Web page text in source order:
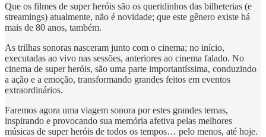
Que os filmes de super heróis são os queridinhos das bilheterias (e
streamings) atualmente, não é novidade; que este gênero existe há
mais de 80 anos, também.
As trilhas sonoras nasceram junto com o cinema; no início,
executadas ao vivo nas sessões, anteriores ao cinema falado. No
cinema de super heróis, são uma parte importantíssima, conduzindo
a ação e a emoção, transformando grandes feitos em eventos
extraordinários.
Faremos agora uma viagem sonora por estes grandes temas,
inspirando e provocando sua memória afetiva pelas melhores
músicas de super heróis de todos os tempos… pelo menos, até hoje.